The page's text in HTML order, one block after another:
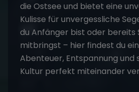
die Ostsee und bietet eine
Kulisse für unvergessliche
du Anfänger bist oder bereits
mitbringst – hier findest du
Abenteuer, Entspannung und
Kultur perfekt miteinander